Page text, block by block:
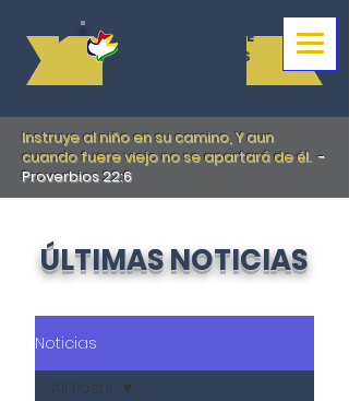
LICEO CAMPESTRE
DE LAS AMÉRICAS
Instruye al niño en su camino, Y aun
cuando fuere viejo no se apartará de él.-
Proverbios 22:6
ÚLTIMAS NOTICIAS
Noticias
All Posts